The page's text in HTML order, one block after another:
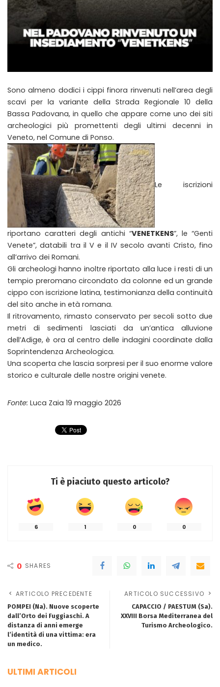
Sono almeno dodici i cippi finora rinvenuti nell’area degli
scavi per la variante della Strada Regionale 10 della
Bassa Padovana, in quello che appare come uno dei siti
archeologici più promettenti degli ultimi decenni in
Veneto, nel Comune di Ponso.
Le iscrizioni
riportano caratteri degli antichi “VENETKENS”, le “Genti
Venete”, databili tra il V e il IV secolo avanti Cristo, fino
all’arrivo dei Romani.
Gli archeologi hanno inoltre riportato alla luce i resti di un
tempio preromano circondato da colonne ed un grande
cippo con iscrizione latina, testimonianza della continuità
del sito anche in età romana.
Il ritrovamento, rimasto conservato per secoli sotto due
metri di sedimenti lasciati da un’antica alluvione
dell’Adige, è ora al centro delle indagini coordinate dalla
Soprintendenza Archeologica.
Una scoperta che lascia sorpresi per il suo enorme valore
storico e culturale delle nostre origini venete.
Fonte: Luca Zaia 19 maggio 2026
Ti è piaciuto questo articolo?
6 1 0 0
0 SHARES
ARTICOLO PRECEDENTE
POMPEI (Na). Nuove scoperte
dall’Orto dei Fuggiaschi. A
distanza di anni emerge
l’identità di una vittima: era
un medico.
ARTICOLO SUCCESSIVO
CAPACCIO / PAESTUM (Sa).
XXVIII Borsa Mediterranea del
Turismo Archeologico.
ULTIMI ARTICOLI